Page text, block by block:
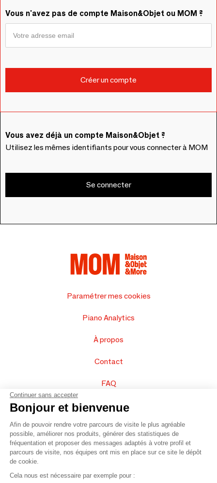
Vous n'avez pas de compte Maison&Objet ou MOM ?
Vous avez déjà un compte Maison&Objet ?
Utilisez les mêmes identifiants pour vous connecter à MOM
Se connecter
Paramétrer mes cookies
Piano Analytics
À propos
Contact
FAQ
Vendez vos produits
Plan du site
© 2016 –Organisation SAFI
Continuer sans accepter
Bonjour et bienvenue
Afin de pouvoir rendre votre parcours de visite le plus agréable
possible, améliorer nos produits, générer des statistiques de
fréquentation et proposer des messages adaptés à votre profil et
parcours de visite, nos équipes ont mis en place sur ce site le dépôt
de cookie.
Cela nous est nécessaire par exemple pour :